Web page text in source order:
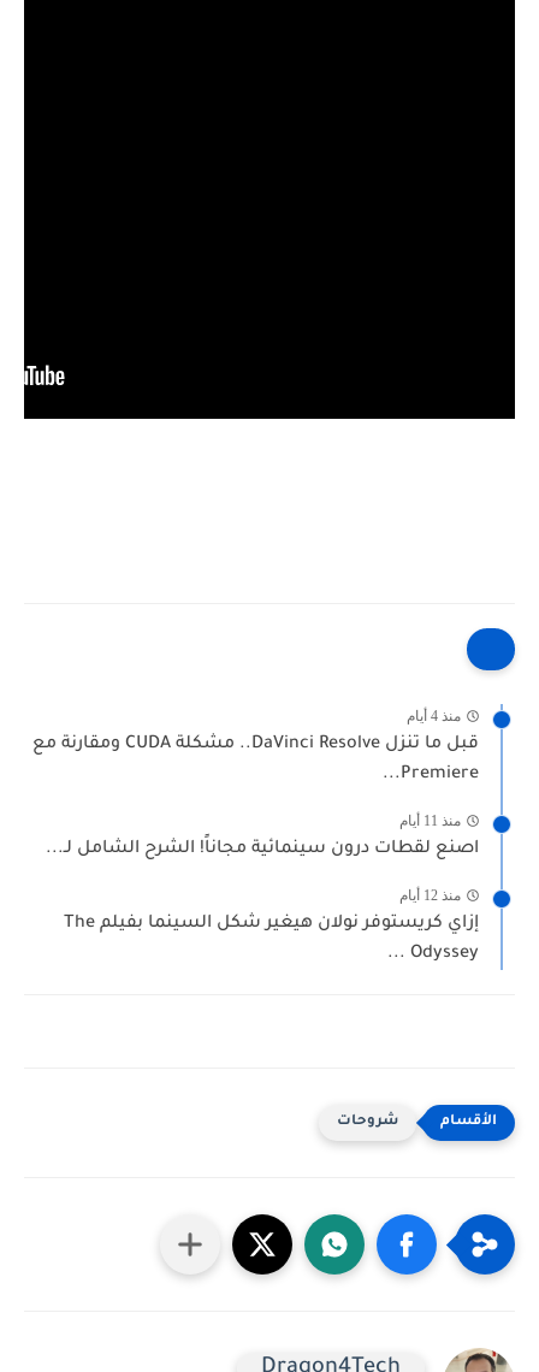
منذ 4 أيام
قبل ما تنزل DaVinci Resolve.. مشكلة CUDA ومقارنة مع
Premiere...
منذ 11 أيام
اصنع لقطات درون سينمائية مجاناً! الشرح الشامل لـ...
منذ 12 أيام
إزاي كريستوفر نولان هيغير شكل السينما بفيلم The
Odyssey ...
شروحات